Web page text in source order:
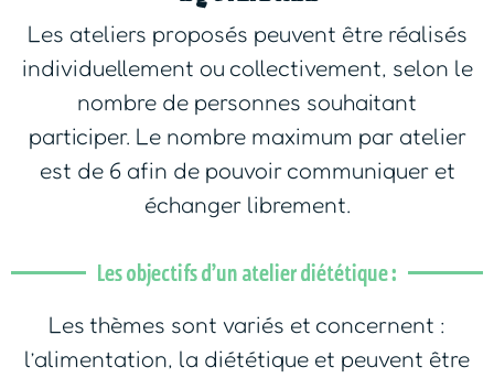
Les ateliers proposés peuvent être réalisés
individuellement ou collectivement, selon le
nombre de personnes souhaitant
participer. Le nombre maximum par atelier
est de 6 afin de pouvoir communiquer et
échanger librement.
Les objectifs d’un atelier diététique :
Les thèmes sont variés et concernent :
l’alimentation, la diététique et peuvent être